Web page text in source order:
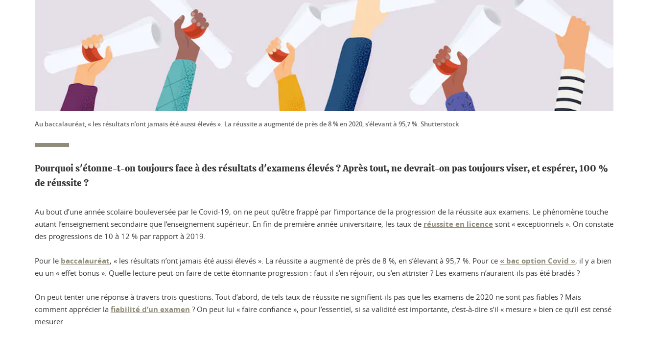
Au baccalauréat, « les résultats n’ont jamais été aussi élevés ». La réussite a augmenté de près de 8 % en 2020, s’élevant à 95,7 %. Shutterstock
Pourquoi s'étonne-t-on toujours face à des résultats d'examens élevés ? Après tout, ne devrait-on pas toujours viser, et espérer, 100 %
de réussite ?
Au bout d’une année scolaire bouleversée par le Covid-19, on ne peut qu’être frappé par l’importance de la progression de la réussite aux examens. Le phénomène touche
autant l’enseignement secondaire que l’enseignement supérieur. En fin de première année universitaire, les taux de réussite en licence sont « exceptionnels ». On constate
des progressions de 10 à 12 % par rapport à 2019.
Pour le baccalauréat, « les résultats n’ont jamais été aussi élevés ». La réussite a augmenté de près de 8 %, en s’élevant à 95,7 %. Pour ce « bac option Covid », il y a bien
eu un « effet bonus ». Quelle lecture peut-on faire de cette étonnante progression : faut-il s’en réjouir, ou s’en attrister ? Les examens n’auraient-ils pas été bradés ?
On peut tenter une réponse à travers trois questions. Tout d’abord, de tels taux de réussite ne signifient-ils pas que les examens de 2020 ne sont pas fiables ? Mais
comment apprécier la fiabilité d’un examen ? On peut lui « faire confiance », pour l’essentiel, si sa validité est importante, c’est-à-dire s’il « mesure » bien ce qu’il est censé
mesurer.